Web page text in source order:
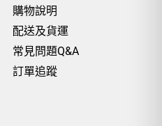
購物說明
配送及貨運
常見問題Q&A
訂單追蹤